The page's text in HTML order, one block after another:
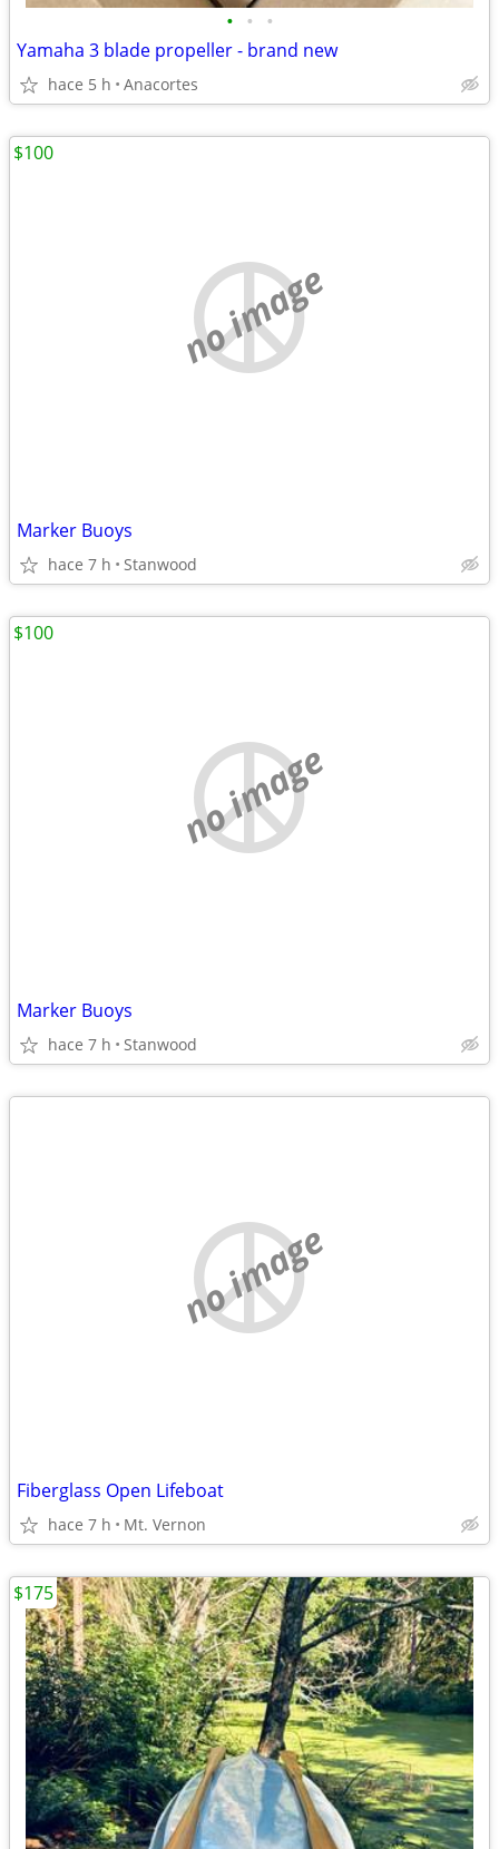
• • •
Yamaha 3 blade propeller - brand new
hace 5 h Anacortes
no image
Marker Buoys
hace 7 h Stanwood
$100
no image
Marker Buoys
hace 7 h Stanwood
$100
no image
Fiberglass Open Lifeboat
hace 7 h Mt. Vernon
$175